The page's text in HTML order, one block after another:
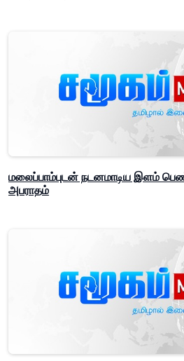
மலைப்பாம்புடன் நடனமாடிய இளம்
அபராதம்